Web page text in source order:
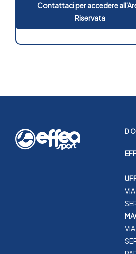
Contattaci per accedere
Riservata